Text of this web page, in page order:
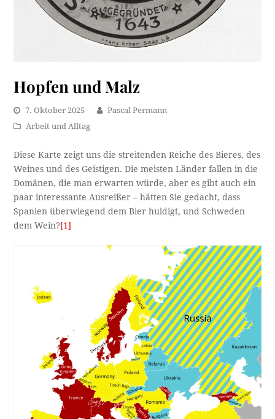
Hopfen und Malz
7. Oktober 2025
Pascal Permann
Arbeit und Alltag
Diese Karte zeigt uns die streitenden Reiche des Bieres, des
Weines und des Geistigen. Die meisten Länder fallen in die
Domänen, die man erwarten würde, aber es gibt auch ein
paar interessante Ausreißer – hätten Sie gedacht, dass
Spanien überwiegend dem Bier huldigt, und Schweden
dem Wein?[1]